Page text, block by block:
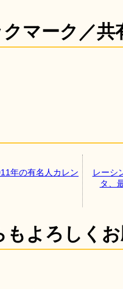
マーク／共
年の有名人カレン
レーシ
タ、
もよろしく